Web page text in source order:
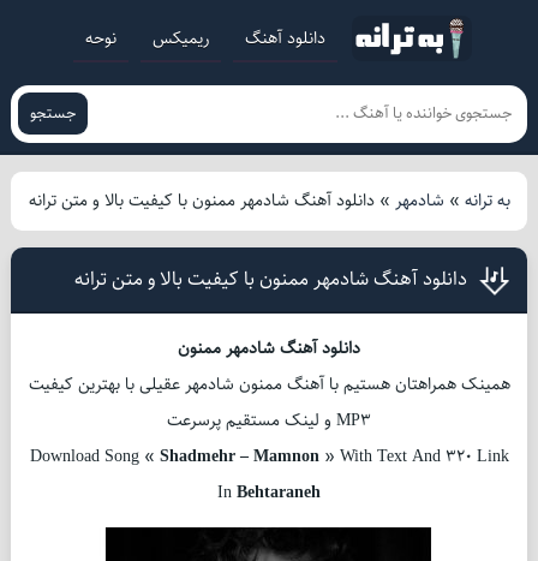
دانلود آهنگ ریمیکس نوحه
جستجو
به ترانه» شادمهر» دانلود آهنگ شادمهر ممنون با کیفیت بالا و متن ترانه
دانلود آهنگ شادمهر ممنون با کیفیت بالا و متن ترانه
دانلود آهنگ شادمهر ممنون
همینک همراهتان هستیم با آهنگ ممنون شادمهر عقیلی با بهترین کیفیت
MP3 و لینک مستقیم پرسرعت
Download Song « Shadmehr – Mamnon» With Text And 320 Link
InBehtaraneh